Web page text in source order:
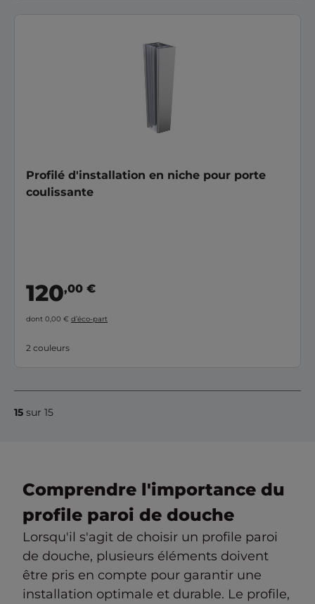
Profilé d'installation en niche pour porte
coulissante
120,00 €
dont 0,00 € d’éco-part
2 couleurs
15 sur 15
Comprendre l'importance du
profile paroi de douche
Lorsqu'il s'agit de choisir un profile paroi
de douche, plusieurs éléments doivent
être pris en compte pour garantir une
installation optimale et durable. Le profile,